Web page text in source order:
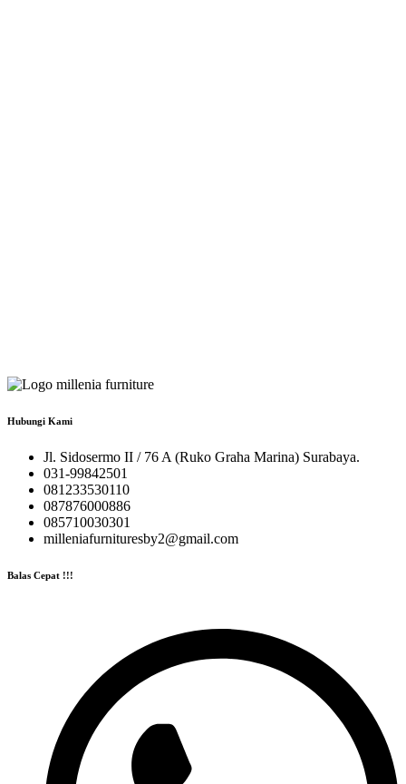
Hubungi Kami
Jl. Sidosermo II / 76 A (Ruko Graha Marina) Surabaya.
031-99842501
081233530110
087876000886
085710030301
milleniafurnituresby2@gmail.com
Balas Cepat !!!